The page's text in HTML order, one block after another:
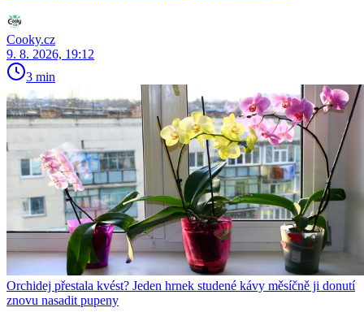
Cooky.cz
9. 8. 2026, 19:12
3 min
Orchidej přestala kvést? Jeden hrnek studené kávy měsíčně ji donutí
znovu nasadit pupeny